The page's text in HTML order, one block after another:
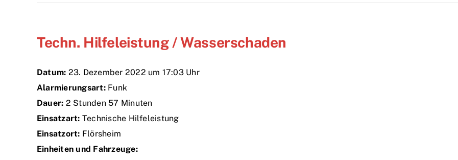
Techn. Hilfeleistung / Wasserschaden
Datum: 23. Dezember 2022 um 17:03 Uhr
Alarmierungsart:Funk
Dauer: 2 Stunden 57 Minuten
Einsatzart: Technische Hilfeleistung
Einsatzort: Flörsheim
Einheiten und Fahrzeuge: